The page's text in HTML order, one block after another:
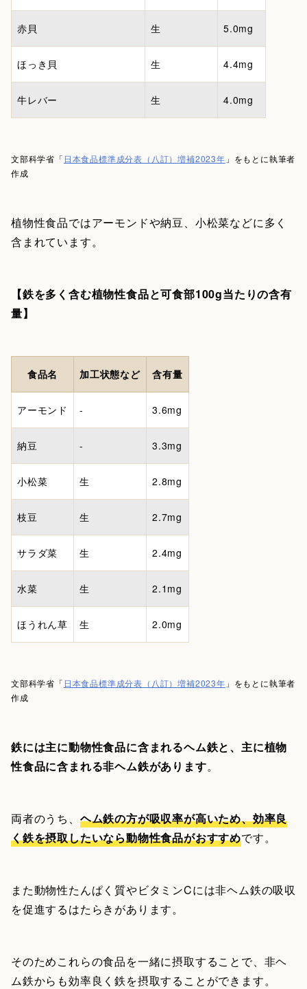
赤貝 生 5.0mg
ほっき貝 生 4.4mg
牛レバー 生 4.0mg
文部科学省「 日本食品標準成分表（八訂）増補2023年 」をもとに執筆者
作成
植物性食品ではアーモンドや納豆、小松菜などに多く
含まれています。
【鉄を多く含む植物性食品と可食部100g当たりの含有
量】
食品名 加工状態など 含有量
アーモンド - 3.6mg
納豆 - 3.3mg
小松菜 生 2.8mg
枝豆 生 2.7mg
サラダ菜 生 2.4mg
水菜 生 2.1mg
ほうれん草 生 2.0mg
文部科学省「 日本食品標準成分表（八訂）増補2023年 」をもとに執筆者
作成
鉄には主に動物性食品に含まれるヘム鉄と、主に植物
性食品に含まれる非ヘム鉄があります。
両者のうち、 ヘム鉄の方が吸収率が高いため、効率良
く鉄を摂取したいなら動物性食品がおすすめです。
また動物性たんぱく質やビタミンCには非ヘム鉄の吸収
を促進するはたらきがあります。
そのためこれらの食品を一緒に摂取することで、非ヘ
ム鉄からも効率良く鉄を摂取することができます。